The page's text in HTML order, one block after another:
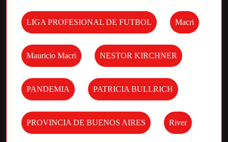
LIGA PROFESIONAL DE FUTBOL Macri
Mauricio Macri NESTOR KIRCHNER
PANDEMIA PATRICIA BULLRICH
PROVINCIA DE BUENOS AIRES River